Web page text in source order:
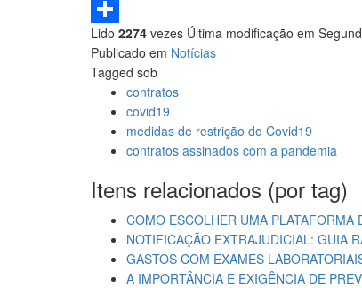
LinkedIn
Share
Lido 2274 vezes Última modificação em
Publicado em Notícias
Tagged sob
contratos
covid19
medidas de restrição do Covid19
contratos assinados com a pandemia
Itens relacionados (por tag)
COMO ESCOLHER UMA PLATAFORMA
NOTIFICAÇÃO EXTRAJUDICIAL: GUIA
GASTOS COM EXAMES
A IMPORTÂNCIA E EXIGÊNCIA DE